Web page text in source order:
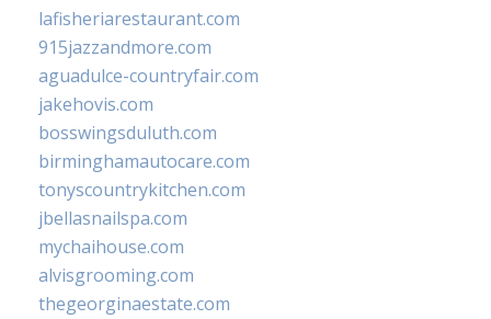
lafisheriarestaurant.com
915jazzandmore.com
aguadulce-countryfair.com
jakehovis.com
bosswingsduluth.com
birminghamautocare.com
tonyscountrykitchen.com
jbellasnailspa.com
mychaihouse.com
alvisgrooming.com
thegeorginaestate.com